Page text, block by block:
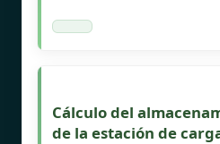
Cálculo del
de la estación de